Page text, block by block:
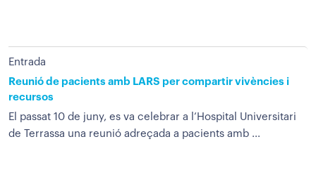
Entrada
Reunió de pacients amb LARS per compartir vivències i
recursos
El passat 10 de juny, es va celebrar a l’Hospital Universitari
de Terrassa una reunió adreçada a pacients amb ...